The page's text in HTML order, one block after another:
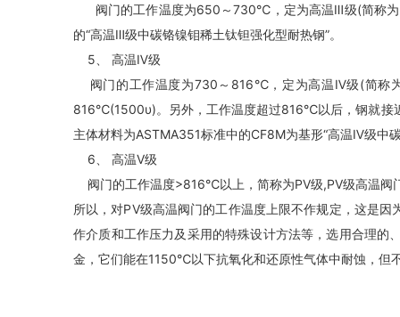
阀门的工作温度为650～730℃，定为高温Ⅲ级(简称为
的“高温Ⅲ级中碳铬镍钼稀土钛钽强化型耐热钢”。
5、 高温Ⅳ级
阀门的工作温度为730～816℃，定为高温Ⅳ级(简称
816℃(1500υ)。另外，工作温度超过816℃以后，钢就接
主体材料为ASTMA351标准中的CF8M为基形“高温Ⅳ级
6、 高温Ⅴ级
阀门的工作温度>816℃以上，简称为PⅤ级,PⅤ级高温阀
所以，对PⅤ级高温阀门的工作温度上限不作规定，这是
作介质和工作压力及采用的特殊设计方法等，选用合理
金，它们能在1150℃以下抗氧化和还原性气体中耐蚀，但